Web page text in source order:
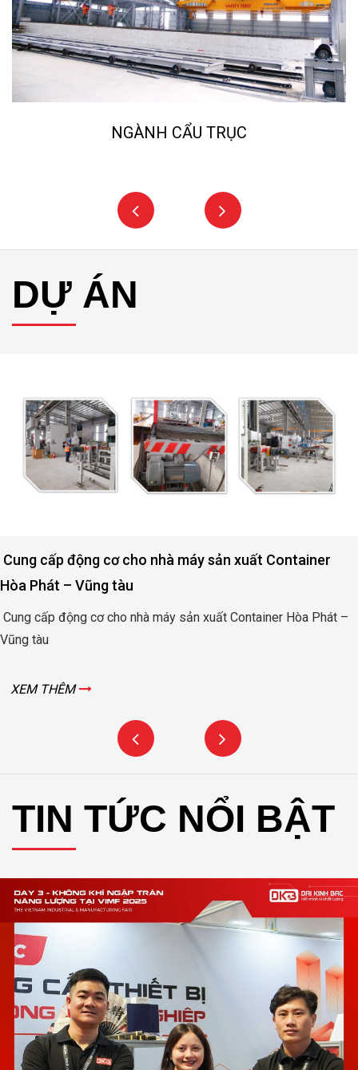
NGÀNH CẨU TRỤC
DỰ ÁN
Cung cấp động cơ cho nhà máy sản xuất Container
Hòa Phát – Vũng tàu
Cung cấp động cơ cho nhà máy sản xuất Container Hòa Phát –
Vũng tàu
XEM THÊM
TIN TỨC NỔI BẬT